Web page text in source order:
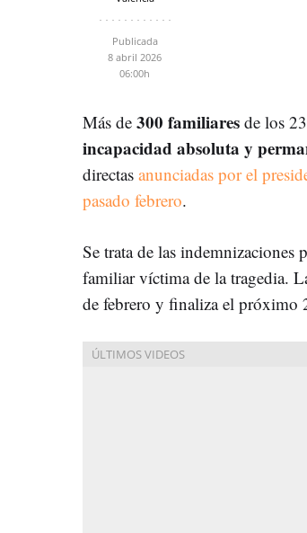
Publicada
8 abril 2026
06:00h
Más de 300 familiares de los
incapacidad absoluta y
directas anunciadas por el
pasado febrero.
Se trata de las indemnizaciones
familiar víctima de la tragedia.
de febrero y finaliza el próximo